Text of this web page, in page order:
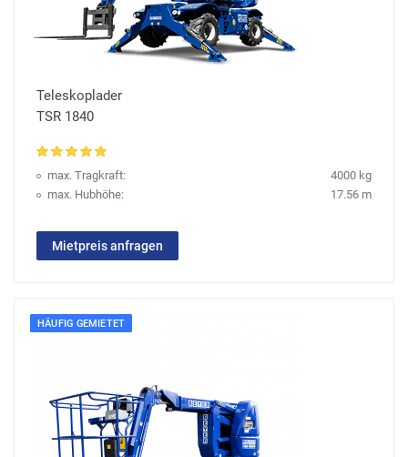
Teleskoplader
TSR 1840
max. Tragkraft:
4000 kg
max. Hubhöhe:
17.56 m
Mietpreis anfragen
HÄUFIG GEMIETET